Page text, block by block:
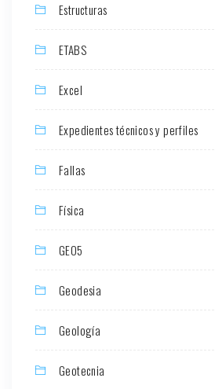
Estructuras
ETABS
Excel
Expedientes técnicos y perfiles
Fallas
Física
GEO5
Geodesia
Geología
Geotecnia